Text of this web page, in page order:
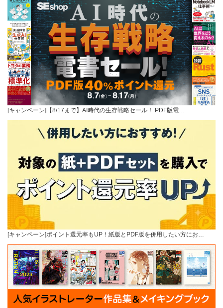
[キャンペーン]【8/17まで】AI時代の生存戦略セール！ PDF版電…
[キャンペーン]ポイント還元率もUP！紙版とPDF版を併用したい方にお…